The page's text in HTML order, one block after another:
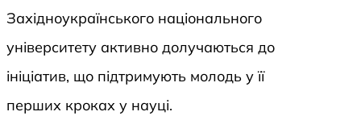
Західноукраїнського національного
університету активно долучаються до
ініціатив, що підтримують молодь у її
перших кроках у науці.